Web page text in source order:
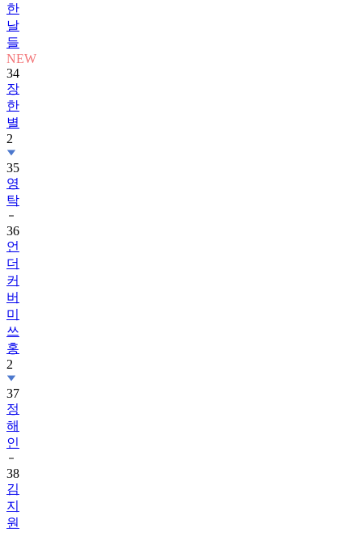
한
날
들
NEW
34
장
한
별
2
35
영
탁
36
언
더
커
버
미
쓰
홍
2
37
정
해
인
38
김
지
원